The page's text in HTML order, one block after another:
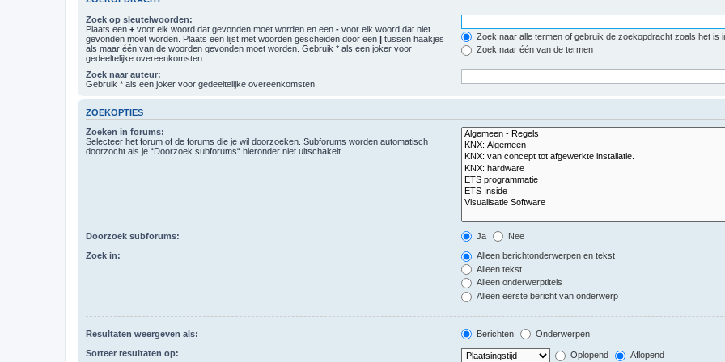
Zoek op sleutelwoorden:
Plaats een + voor elk woord dat gevonden moet worden en een - voor elk woord dat niet
gevonden moet worden. Plaats een lijst met woorden gescheiden door een | tussen haakjes
als maar één van de woorden gevonden moet worden. Gebruik * als een joker voor
gedeeltelijke overeenkomsten.
Zoek naar alle termen of gebruik de zoekopdracht zoals het is
Zoek naar één van de termen
Zoek naar auteur:
Gebruik * als een joker voor gedeeltelijke overeenkomsten.
ZOEKOPTIES
Zoeken in forums:
Selecteer het forum of de forums die je wil doorzoeken. Subforums worden automatisch
doorzocht als je “Doorzoek subforums“ hieronder niet uitschakelt.
Doorzoek subforums: Ja Nee
Zoek in:
Alleen berichtonderwerpen en tekst
Alleen tekst
Alleen onderwerptitels
Alleen eerste bericht van onderwerp
Resultaten weergeven als: Berichten Onderwerpen
Sorteer resultaten op: Oplopend Aflopend